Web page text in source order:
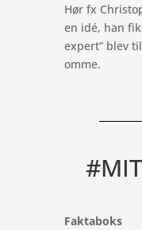
Hør fx
en idé, han
expert” blev
omme.
Faktaboks